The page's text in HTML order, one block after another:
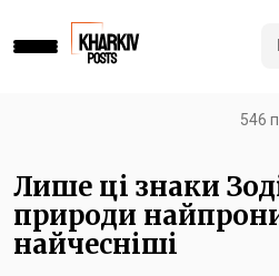
546
Лише ці знаки
природи
найчесніші